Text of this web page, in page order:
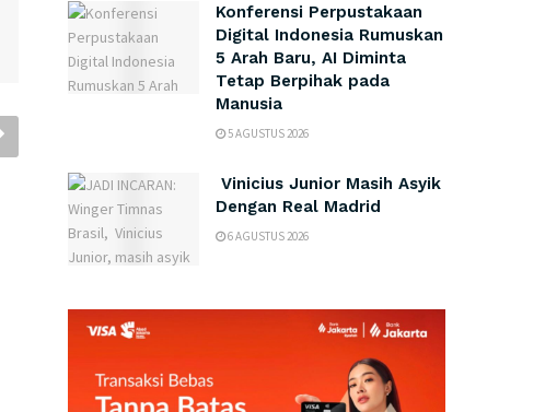
Konferensi Perpustakaan
Digital Indonesia Rumuskan
5 Arah Baru, AI Diminta
Tetap Berpihak pada
Manusia
5 AGUSTUS 2026
Vinicius Junior Masih Asyik
Dengan Real Madrid
6 AGUSTUS 2026